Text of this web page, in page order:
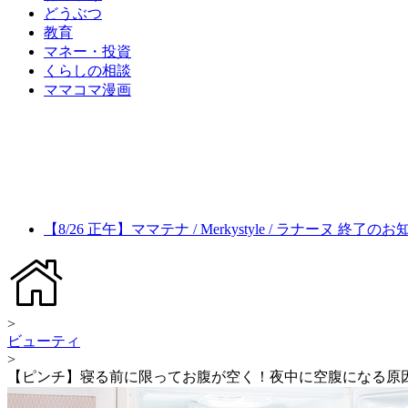
どうぶつ
教育
マネー・投資
くらしの相談
ママコマ漫画
【8/26 正午】ママテナ / Merkystyle / ラナーヌ 終了のお
>
ビューティ
>
【ピンチ】寝る前に限ってお腹が空く！夜中に空腹になる原